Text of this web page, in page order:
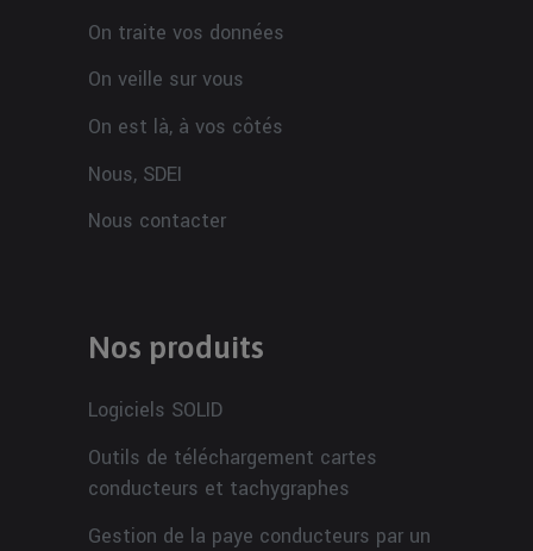
On traite vos données
On veille sur vous
On est là, à vos côtés
Nous, SDEI
Nous contacter
Nos produits
Logiciels SOLID
Outils de téléchargement cartes
conducteurs et tachygraphes
Gestion de la paye conducteurs par un